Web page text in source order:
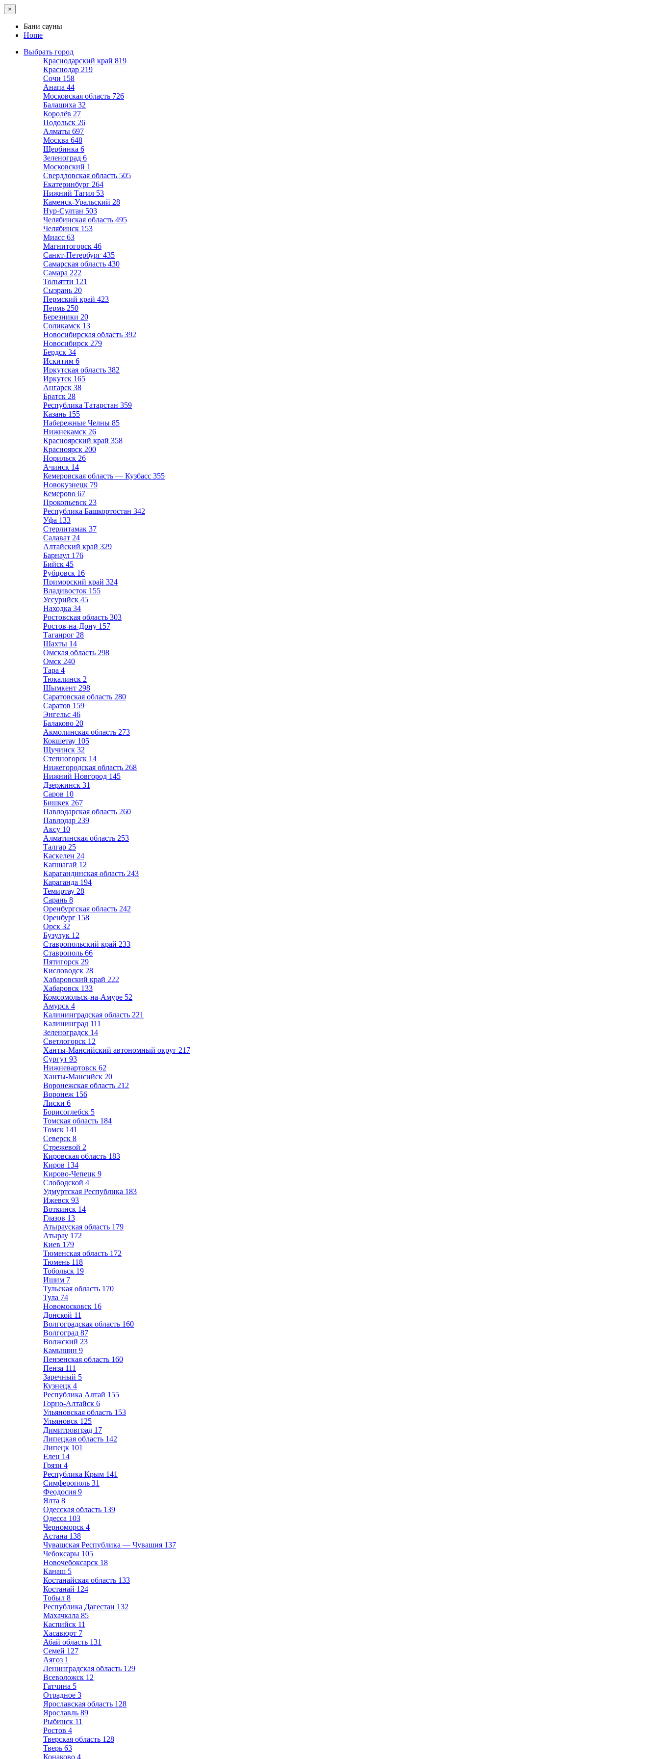
×
Бани сауны
Home
Выбрать город
Краснодарский край 819
Краснодар 219
Сочи 158
Анапа 44
Московская область 726
Балашиха 32
Королёв 27
Подольск 26
Алматы 697
Москва 648
Щербинка 6
Зеленоград 6
Московский 1
Свердловская область 505
Екатеринбург 264
Нижний Тагил 53
Каменск-Уральский 28
Нур-Султан 503
Челябинская область 495
Челябинск 153
Миасс 63
Магнитогорск 46
Санкт-Петербург 435
Самарская область 430
Самара 222
Тольятти 121
Сызрань 20
Пермский край 423
Пермь 250
Березники 20
Соликамск 13
Новосибирская область 392
Новосибирск 279
Бердск 34
Искитим 6
Иркутская область 382
Иркутск 165
Ангарск 38
Братск 28
Республика Татарстан 359
Казань 155
Набережные Челны 85
Нижнекамск 26
Красноярский край 358
Красноярск 200
Норильск 26
Ачинск 14
Кемеровская область — Кузбасс 355
Новокузнецк 79
Кемерово 67
Прокопьевск 23
Республика Башкортостан 342
Уфа 133
Стерлитамак 37
Салават 24
Алтайский край 329
Барнаул 176
Бийск 45
Рубцовск 16
Приморский край 324
Владивосток 155
Уссурийск 45
Находка 34
Ростовская область 303
Ростов-на-Дону 157
Таганрог 28
Шахты 14
Омская область 298
Омск 240
Тара 4
Тюкалинск 2
Шымкент 298
Саратовская область 280
Саратов 159
Энгельс 46
Балаково 20
Акмолинская область 273
Кокшетау 105
Щучинск 32
Степногорск 14
Нижегородская область 268
Нижний Новгород 145
Дзержинск 31
Саров 10
Бишкек 267
Павлодарская область 260
Павлодар 239
Аксу 10
Алматинская область 253
Талгар 25
Каскелен 24
Капшагай 12
Карагандинская область 243
Караганда 194
Темиртау 28
Сарань 8
Оренбургская область 242
Оренбург 158
Орск 32
Бузулук 12
Ставропольский край 233
Ставрополь 66
Пятигорск 29
Кисловодск 28
Хабаровский край 222
Хабаровск 133
Комсомольск-на-Амуре 52
Амурск 4
Калининградская область 221
Калининград 111
Зеленоградск 14
Светлогорск 12
Ханты-Мансийский автономный округ 217
Сургут 93
Нижневартовск 62
Ханты-Мансийск 20
Воронежская область 212
Воронеж 156
Лиски 6
Борисоглебск 5
Томская область 184
Томск 141
Северск 8
Стрежевой 2
Кировская область 183
Киров 134
Кирово-Чепецк 9
Слободской 4
Удмуртская Республика 183
Ижевск 93
Воткинск 14
Глазов 13
Атырауская область 179
Атырау 172
Киев 179
Тюменская область 172
Тюмень 118
Тобольск 19
Ишим 7
Тульская область 170
Тула 74
Новомосковск 16
Донской 11
Волгоградская область 160
Волгоград 87
Волжский 23
Камышин 9
Пензенская область 160
Пенза 111
Заречный 5
Кузнецк 4
Республика Алтай 155
Горно-Алтайск 6
Ульяновская область 153
Ульяновск 125
Димитровград 17
Липецкая область 142
Липецк 101
Елец 14
Грязи 4
Республика Крым 141
Симферополь 31
Феодосия 9
Ялта 8
Одесская область 139
Одесса 103
Черноморск 4
Астана 138
Чувашская Республика — Чувашия 137
Чебоксары 105
Новочебоксарск 18
Канаш 5
Костанайская область 133
Костанай 124
Тобыл 8
Республика Дагестан 132
Махачкала 85
Каспийск 11
Хасавюрт 7
Абай область 131
Семей 127
Аягоз 1
Ленинградская область 129
Всеволожск 12
Гатчина 5
Отрадное 3
Ярославская область 128
Ярославль 89
Рыбинск 11
Ростов 4
Тверская область 128
Тверь 63
Конаково 4